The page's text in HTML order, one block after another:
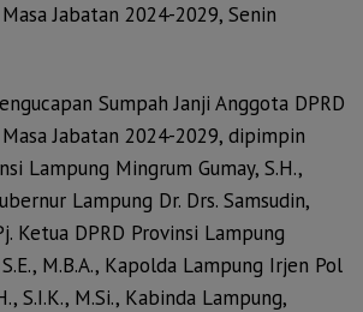
Jabatan 2024-2029, Senin
Sumpah Janji Anggota DPRD
Jabatan 2024-2029, dipimpin
Lampung Mingrum Gumay, S.H.,
Lampung Dr. Drs. Samsudin,
Ketua DPRD Provinsi Lampung
M.B.A., Kapolda Lampung Irjen Pol
S.I.K., M.Si., Kabinda Lampung,